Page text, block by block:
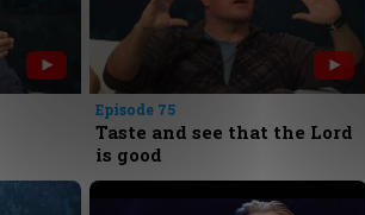
Episode 75
Taste and see that the Lord
is good